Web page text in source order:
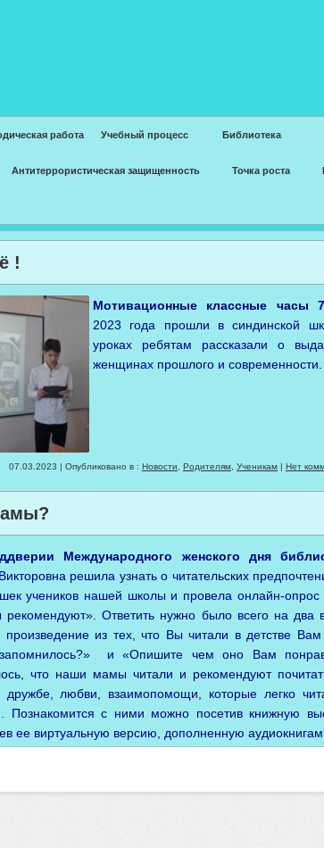
работа Учебный процесс Библиотека
Антитеррористическая защищенность Точка роста
!
Мотивационные классные часы
2023 года прошли в синдинской
уроках ребятам рассказали о
женщинах прошлого и современности.
07.03.2023 | Опубликовано в : Новости Родителям Ученикам | Нет
Международного женского дня
решила узнать о читательских
учеников нашей школы и провела онлайн-опрос
Ответить нужно было всего на два
произведение из тех, что Вы читали в детстве
и «Опишите чем оно Вам
что наши мамы читали и рекомендуют
любви, взаимопомощи, которые легко
Познакомится с ними можно посетив книжную
ее виртуальную версию, дополненную